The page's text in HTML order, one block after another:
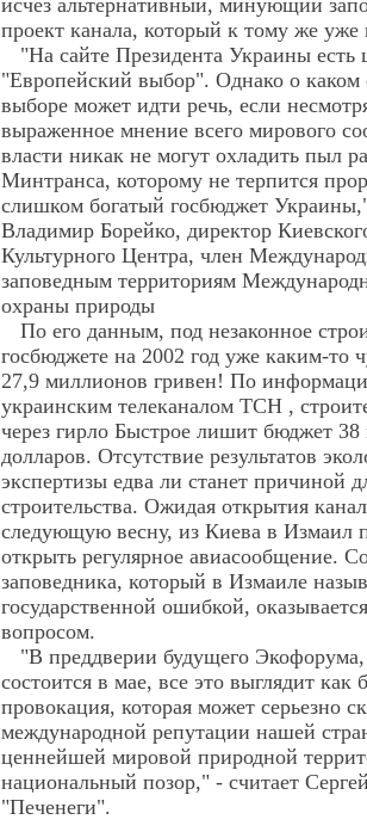
исчез альтернативный, минующий
проект канала, который к тому же уже
"На сайте Президента Украины есть
"Европейский выбор". Однако о каком
выборе может идти речь, если
выраженное мнение всего мирового
власти никак не могут охладить пыл
Минтранса, которому не терпится
слишком богатый госбюджет
Владимир Борейко, директор
Культурного Центра, член
заповедным территориям
охраны природы
По его данным, под незаконное
госбюджете на 2002 год уже каким-то
27,9 миллионов гривен! По
украинским телеканалом ТСН ,
через гирло Быстрое лишит бюджет
долларов. Отсутствие результатов
экспертизы едва ли станет причиной
строительства. Ожидая открытия
следующую весну, из Киева в Измаил
открыть регулярное авиасообщение.
заповедника, который в Измаиле
государственной ошибкой,
вопросом.
"В преддверии будущего
состоится в мае, все это выглядит как
провокация, которая может серьезно
международной репутации нашей
ценнейшей мировой природной
национальный позор," - считает
"Печенеги".